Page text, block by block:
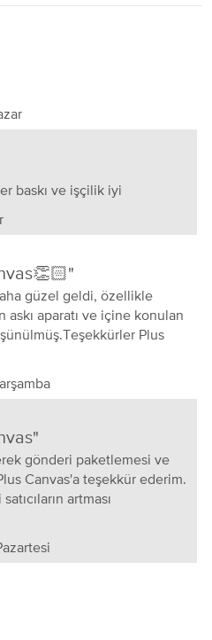
baskı ve işçilik iyi
güzel geldi, özellikle
askı aparatı ve içine konulan
Plus
gönderi paketlemesi ve
Canvas'a teşekkür ederim.
artması